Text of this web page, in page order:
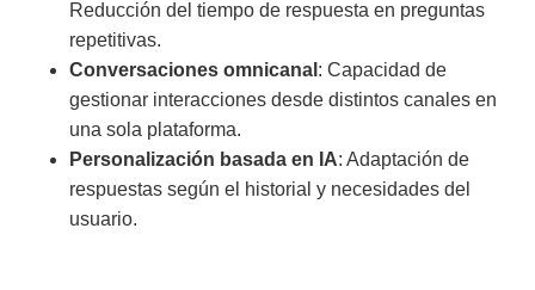
Reducción del tiempo de respuesta en preguntas
repetitivas.
Conversaciones omnicanal : Capacidad de
gestionar interacciones desde distintos canales en
una sola plataforma.
Personalización basada en IA: Adaptación de
respuestas según el historial y necesidades del
usuario.